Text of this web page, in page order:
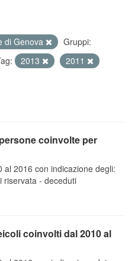
di Genova
Gruppi:
2013
2011
coinvolte per
al 2016 con indicazione degli:
riservata - deceduti
coinvolti dal 2010 al